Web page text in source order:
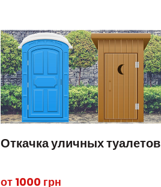
Откачка уличных туалетов
от 1000 грн